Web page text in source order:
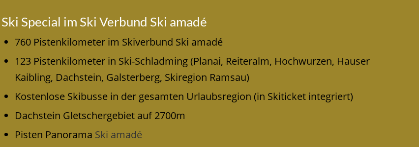
Ski Special im Ski Verbund Ski amadé
760 Pistenkilometer im Skiverbund Ski amadé
123 Pistenkilometer in Ski-Schladming (Planai, Reiteralm, Hochwurzen, Hauser
Kaibling, Dachstein, Galsterberg, Skiregion Ramsau)
Kostenlose Skibusse in der gesamten Urlaubsregion (in Skiticket integriert)
Dachstein Gletschergebiet auf 2700m
Pisten Panorama Ski amadé